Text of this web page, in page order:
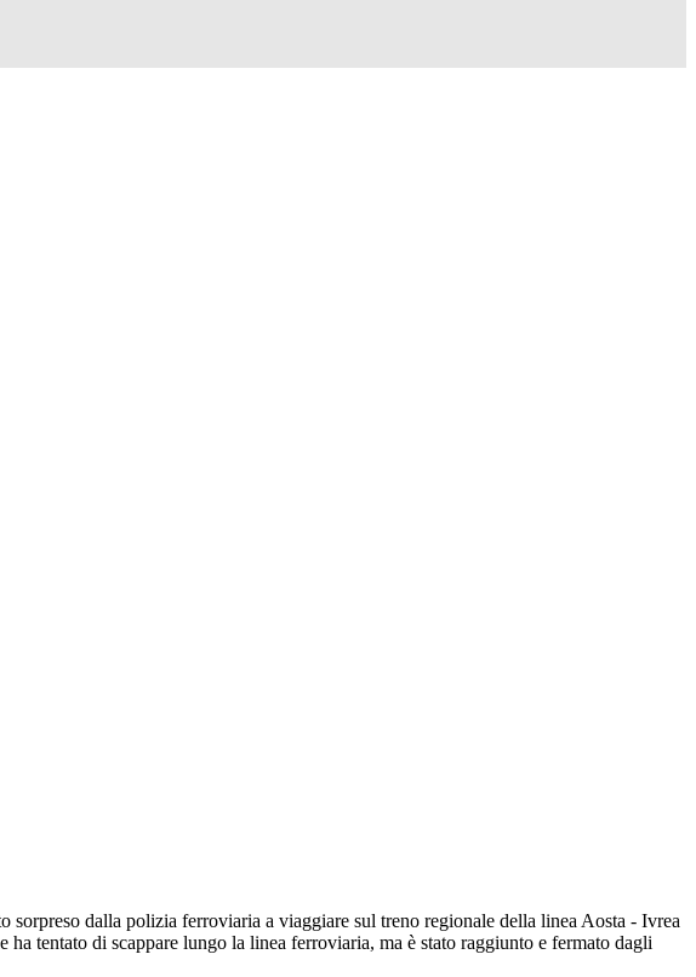
dalla polizia ferroviaria a viaggiare sul treno regionale della linea Aosta - Ivrea
tentato di scappare lungo la linea ferroviaria, ma è stato raggiunto e fermato dagli